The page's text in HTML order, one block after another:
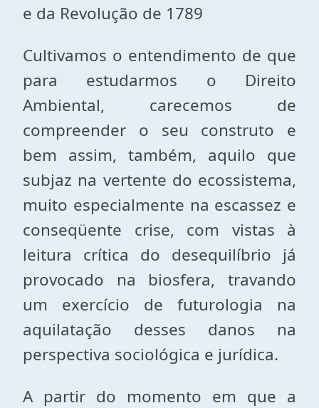
e da Revolução de 1789
Cultivamos o entendimento de que
para estudarmos o Direito
Ambiental, carecemos de
compreender o seu construto e
bem assim, também, aquilo que
subjaz na vertente do ecossistema,
muito especialmente na escassez e
conseqüente crise, com vistas à
leitura crítica do desequilíbrio já
provocado na biosfera, travando
um exercício de futurologia na
aquilatação desses danos na
perspectiva sociológica e jurídica.
A partir do momento em que a